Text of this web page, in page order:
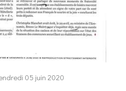
05 juin 2020